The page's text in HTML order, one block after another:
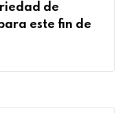
de
este fin de